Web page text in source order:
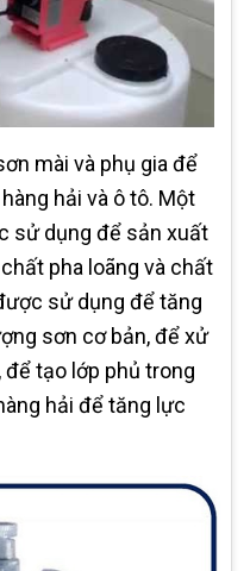
mài và phụ gia để
hải và ô tô. Một
sử dụng để sản xuất
pha loãng và chất
sử dụng để tăng
sơn cơ bản, để xử
để tạo lớp phủ trong
hải để tăng lực